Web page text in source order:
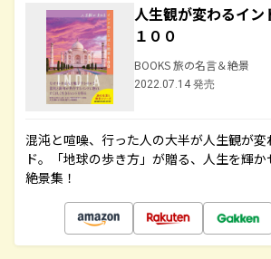
人生観が変わるイン
１００
BOOKS 旅の名言＆絶景
2022.07.14 発売
混沌と喧噪、行った人の大半が人生観が
ド。「地球の歩き方」が贈る、人生を輝
絶景集！